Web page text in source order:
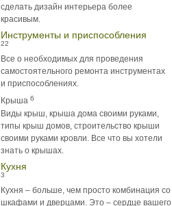
сделать дизайн интерьера более
красивым.
Инструменты и приспособления
22
Все о необходимых для проведения
самостоятельного ремонта инструментах
и приспособлениях.
Крыша 6
Виды крыш, крыша дома своими руками,
типы крыш домов, строительство крыши
своими руками кровли. Все что вы хотели
знать о крышах.
Кухня
3
Кухня – больше, чем просто комбинация со
шкафами и дверцами. Это – сердце вашего